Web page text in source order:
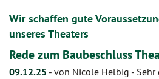
Wir schaffen gute
unseres Theaters
​​​​​​​Rede zum Baubeschluss
09.12.25 - von Nicole Helbig - Sehr